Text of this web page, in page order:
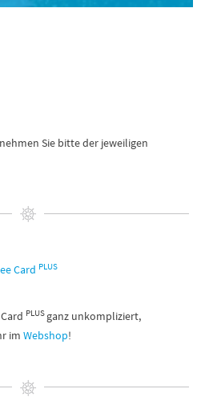
Sie bitte der jeweiligen
Card PLUS
PLUS ganz unkompliziert,
im Webshop!